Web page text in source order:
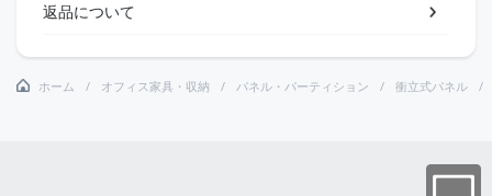
返品について
ホーム オフィス家具・収納 パネル・パーティション 衝立式パネル